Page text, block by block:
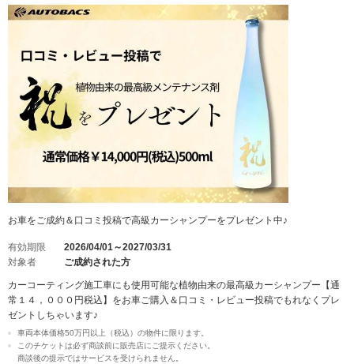
お車をご成約＆口コミ投稿で高級カーシャンプーをプレゼント中♪
有効期限
2026/04/01～2027/03/31
対象者
ご成約された方
カーコーティング施工車にも使用可能な植物由来の最高級カーシャンプー【通
常１４，０００円税込】をお車ご購入＆口コミ・レビュー投稿でもれなくプレ
ゼントしちゃいます♪
車両本体価格50万円以上（税込）の物件に限ります。
このチケットは必ず商談前に販売店にご提示ください。
商談後の提示ではサービスを受けられません。